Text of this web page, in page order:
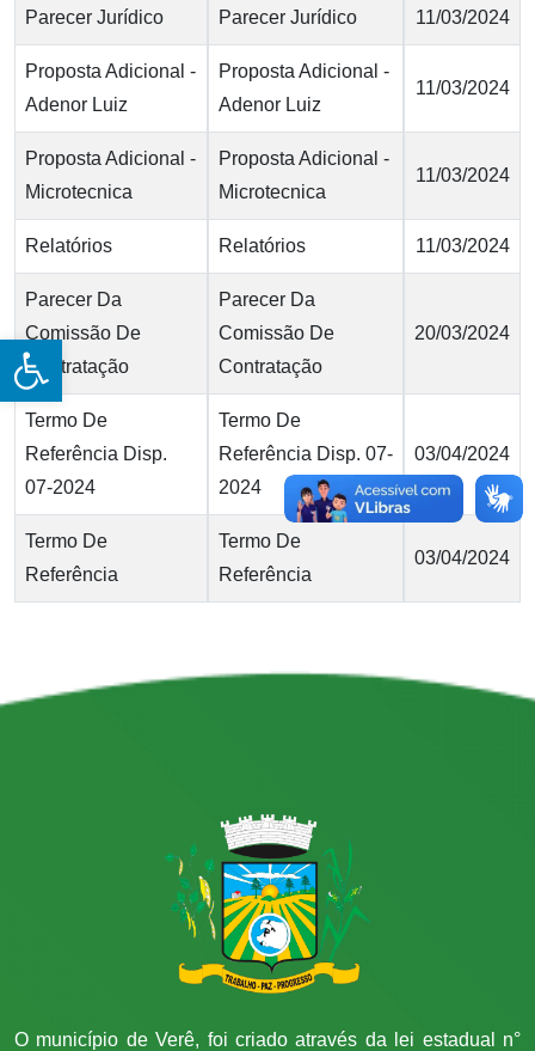
Open toolbar
Parecer Jurídico Parecer Jurídico 11/03/2024
Proposta Adicional -
Adenor Luiz
Proposta Adicional -
Adenor Luiz
11/03/2024
Proposta Adicional -
Microtecnica
Proposta Adicional -
Microtecnica
11/03/2024
Relatórios Relatórios 11/03/2024
Parecer Da
Comissão De
Contratação
Parecer Da
Comissão De
Contratação
20/03/2024
Termo De
Referência Disp.
07-2024
Termo De
Referência Disp. 07-
2024
03/04/2024
Termo De
Referência
Termo De
Referência
03/04/2024
O município de Verê, foi criado através da lei estadual n°